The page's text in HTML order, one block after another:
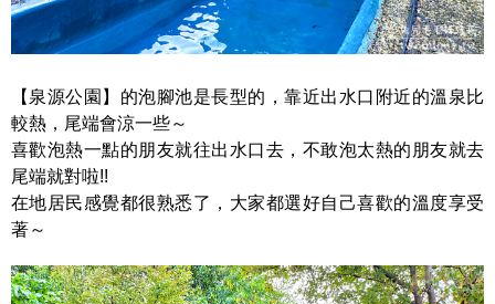
【泉源公園】的泡腳池是長型的，靠近出水口附近的溫泉比
較熱，尾端會涼一些～
喜歡泡熱一點的朋友就往出水口去，不敢泡太熱的朋友就去
尾端就對啦!!
在地居民感覺都很熟悉了，大家都選好自己喜歡的溫度享受
著～